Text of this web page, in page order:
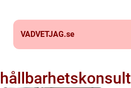
VADVETJAG.se
hållbarhetskonsult